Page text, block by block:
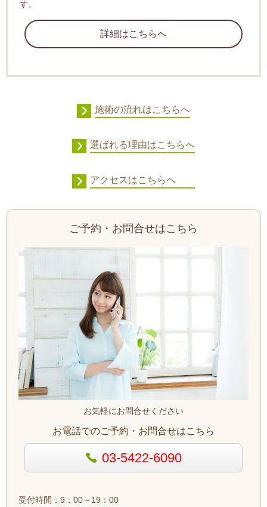
す。
詳細はこちらへ
施術の流れはこちらへ
選ばれる理由はこちらへ
アクセスはこちらへ
ご予約・お問合せはこちら
お気軽にお問合せください
お電話でのご予約・お問合せはこちら
03-5422-6090
受付時間：9：00～19：00